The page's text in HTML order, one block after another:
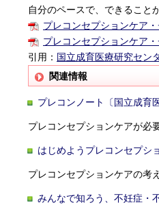
自分のペースで、できること
プレコンセプションケア
プレコンセプションケア
引用： 国立成育医療研究セン
関連情報
プレコンノート〔国立成育
プレコンセプションケアが必
はじめようプレコンセプシ
プレコンセプションケアの考
みんなで知ろう、不妊症・